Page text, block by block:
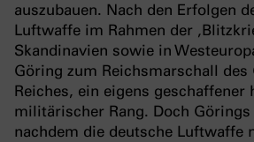
auszubauen. Nach den Erfolgen
Luftwaffe im Rahmen der
Skandinavien sowie in
Göring zum Reichsmarschall des
Reiches, ein eigens geschaffener
militärischer Rang. Doch Görings
nachdem die deutsche Luftwaffe